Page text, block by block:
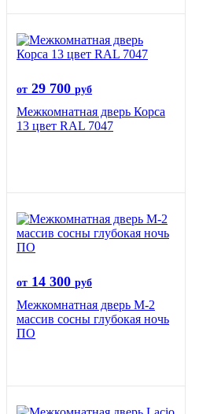
от 29 700 руб
Межкомнатная дверь Корса
13 цвет RAL 7047
от 14 300 руб
Межкомнатная дверь М-2
массив сосны глубокая ночь
ПО